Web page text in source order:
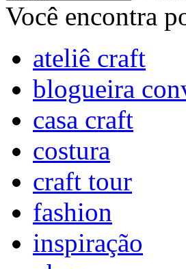
Você encontra
ateliê craft
blogueira
casa craft
costura
craft tour
fashion
inspiração